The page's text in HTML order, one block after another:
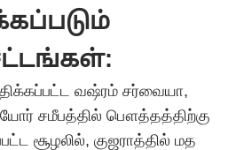
வஷ்ரம் சர்வையா,
சமீபத்தில் பௌத்தத்திற்கு
சூழலில், குஜராத்தில் மத